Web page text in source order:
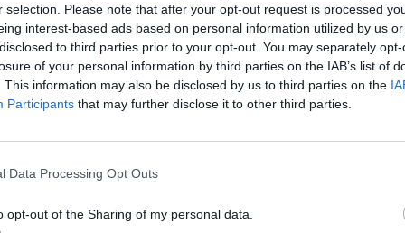
selection. Please note that after your opt-out request is processed
interest-based ads based on personal information utilized by us
to third parties prior to your opt-out. You may separately
of your personal information by third parties on the IAB’s list of
This information may also be disclosed by us to third parties on the
Participants that may further disclose it to other third parties.
Data Processing Opt Outs
opt-out of the Sharing of my personal data.
m πατήστεΕΔΩ.
ηλικιακές κατηγορίες για άνδρες και
θα λάβουν οι τρεις πρώτοι κάθε αγώνα. Θα δοθούν
σε όλους που θα τερματίσουν.